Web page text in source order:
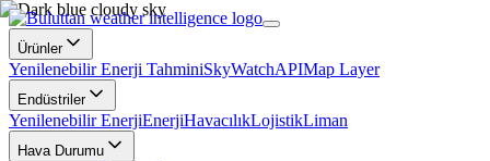
Ürünler
Yenilenebilir Enerji TahminiSkyWatchAPIMap Layer
Endüstriler
Yenilenebilir EnerjiEnerjiHavacılıkLojistikLiman
Hava Durumu